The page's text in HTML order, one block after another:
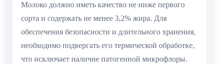
Молоко должно иметь качество не ниже первого
сорта и содержать не менее 3,2% жира. Для
обеспечения безопасности и длительного хранения,
необходимо подвергать его термической обработке,
что исключает наличие патогенной микрофлоры.